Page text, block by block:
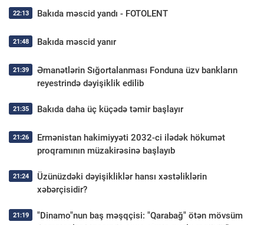
22:13 Bakıda məscid yandı - FOTOLENT
21:48 Bakıda məscid yanır
21:39
Əmanətlərin Sığortalanması Fonduna üzv bankların
reyestrində dəyişiklik edilib
21:35 Bakıda daha üç küçədə təmir başlayır
21:26
Ermənistan hakimiyyəti 2032-ci ilədək hökumət
proqramının müzakirəsinə başlayıb
21:24
Üzünüzdəki dəyişikliklər hansı xəstəliklərin
xəbərçisidir?
21:19
"Dinamo"nun baş məşqçisi: "Qarabağ" ötən mövsüm